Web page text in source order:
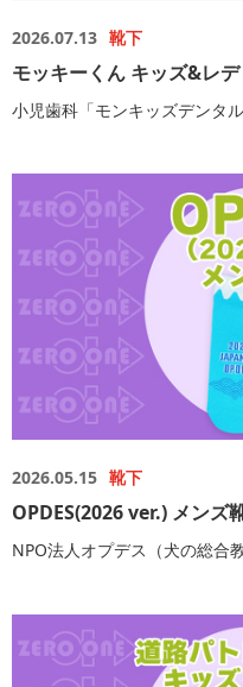
2026.07.13 靴下
モッキーくん キッズ&レ
小児歯科「モンキッズデンタ
2026.05.15 靴下
OPDES(2026 ver.) メンズ
NPO法人オプデス（犬の総合